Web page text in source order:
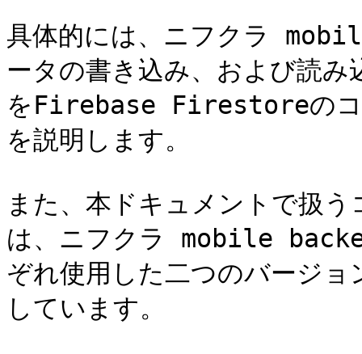
具体的には、ニフクラ
ータの書き込み、および読
をFirebase Firestoreのコ
を説明します。
また、本ドキュメントで扱
は、ニフクラ mobile
ぞれ使用した二つのバージ
しています。